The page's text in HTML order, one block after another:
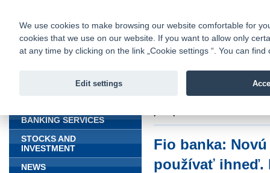
Fio bank
Fio banka
Fio banka:
používať ihneď.
BANKING SERVICES
STOCKS AND
INVESTMENT
NEWS
We use cookies to make browsing our website comfortable for
cookies that we use on our website. If you want to allow only
at any time by clicking on the link „Cookie settings “. You can
Edit settings